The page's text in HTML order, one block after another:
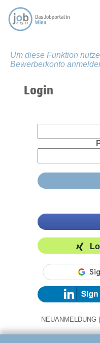
Um diese Funktion
Bewerberkonto
Login
NEUANMELDUNG |